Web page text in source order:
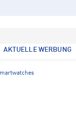
AKTUELLE WERBUNG